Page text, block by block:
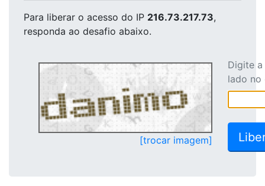
Para liberar o acesso do IP 216.73.217.73,
responda ao desafio abaixo.
[trocar imagem]
Digite
lado no